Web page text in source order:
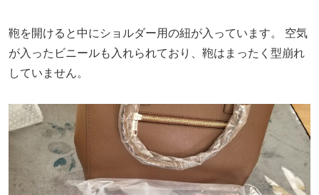
鞄を開けると中にショルダー用の紐が入っています。
空気
が入ったビニールも入れられており、鞄はまったく型崩れ
していません。